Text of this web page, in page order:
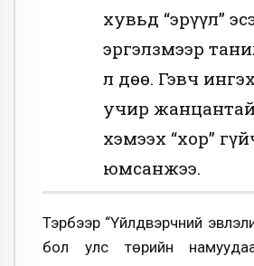
хувьд “эрүүл”
эргэлзмээр
л дөө. Гэвч
учир
хэмээх “хор”
юмсанжээ.
Тэрбээр “Үйлдвэрчний
бол улс төрийн